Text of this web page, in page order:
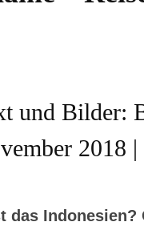
und Bilder:
2018
das Indonesien?